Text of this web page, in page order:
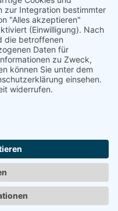
COOKIES